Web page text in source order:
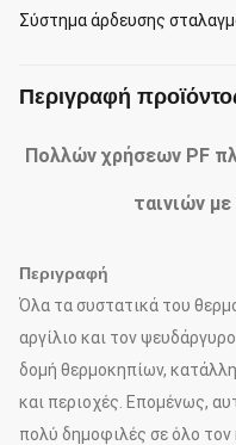
Σύστημα άρδευσης
Περιγραφή
Πολλών χρήσεων PF
ταινιών
Περιγραφή
Όλα τα συστατικά του
αργίλιο και τον
δομή θερμοκηπίων,
και περιοχές. Επομένως,
πολύ δημοφιλές σε όλο τον